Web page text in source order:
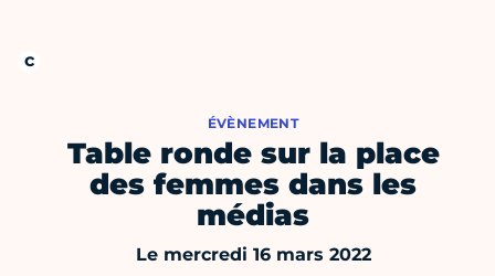
ÉVÈNEMENT
Table ronde sur la place
des femmes dans les
médias
Le mercredi 16 mars 2022